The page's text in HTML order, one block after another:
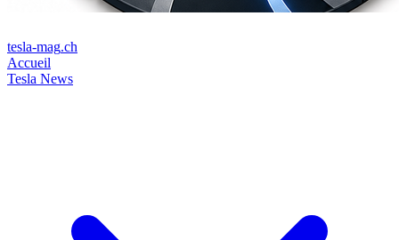
tesla-mag.ch
Accueil
Tesla News